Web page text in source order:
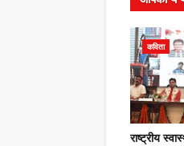
कविता
राष्ट्रीय